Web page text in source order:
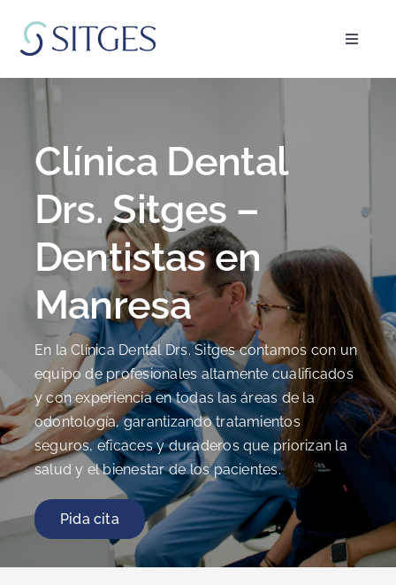
contenido
Toggle
Inicio
Especialidades
El equipo
Blog
FAQ’s
Pedir cita
Clínica Dental
Drs. Sitges –
Dentistas en
Manresa
En la Clínica Dental Drs. Sitges contamos con un
equipo de profesionales altamente cualificados
y con experiencia en todas las áreas de la
odontología, garantizando tratamientos
seguros, eficaces y duraderos que priorizan la
salud y el bienestar de los pacientes.
Pida cita